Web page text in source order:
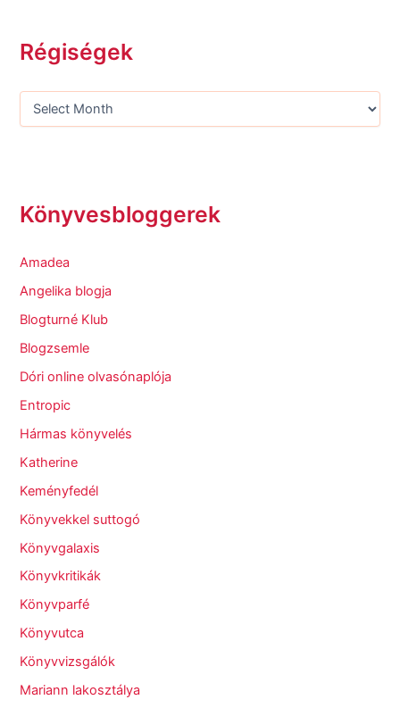
Régiségek
Könyvesbloggerek
Amadea
Angelika blogja
Blogturné Klub
Blogzsemle
Dóri online olvasónaplója
Entropic
Hármas könyvelés
Katherine
Keményfedél
Könyvekkel suttogó
Könyvgalaxis
Könyvkritikák
Könyvparfé
Könyvutca
Könyvvizsgálók
Mariann lakosztálya